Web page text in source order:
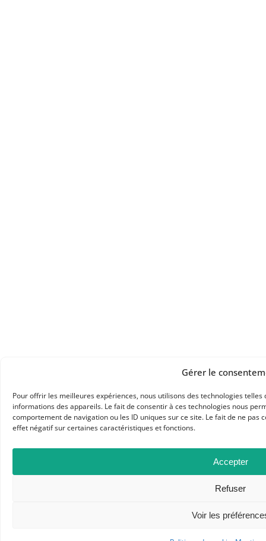
Gérer le
Pour offrir les meilleures expériences, nous utilisons des technologies
informations des appareils. Le fait de consentir à ces technologies nous
comportement de navigation ou les ID uniques sur ce site. Le fait de ne
effet négatif sur certaines caractéristiques et fonctions.
Accepter
Refuser
Voir les